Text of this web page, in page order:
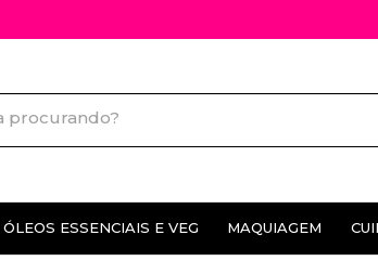
ÓLEOS ESSENCIAIS E VEG MAQUIAGEM